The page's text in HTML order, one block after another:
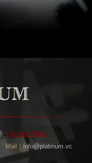
［Access Map］
Mail｜ info@platinum.vc